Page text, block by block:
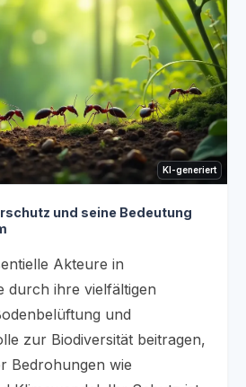
KI-generiert
und seine Bedeutung
Akteure in
durch ihre vielfältigen
und
zur Biodiversität beitragen,
Bedrohungen wie